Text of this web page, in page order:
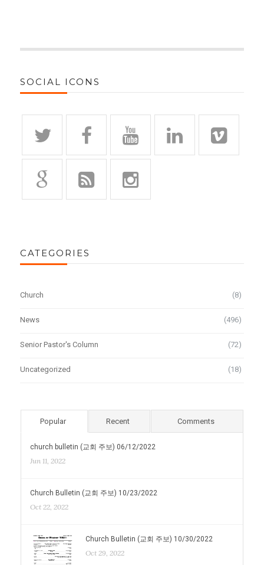
SOCIAL ICONS
CATEGORIES
Church (8)
News (496)
Senior Pastor's Column (72)
Uncategorized (18)
Popular Recent Comments
church bulletin (교회 주보) 06/12/2022
Jun 11, 2022
Church Bulletin (교회 주보) 10/23/2022
Oct 22, 2022
Church Bulletin (교회 주보) 10/30/2022
Oct 29, 2022